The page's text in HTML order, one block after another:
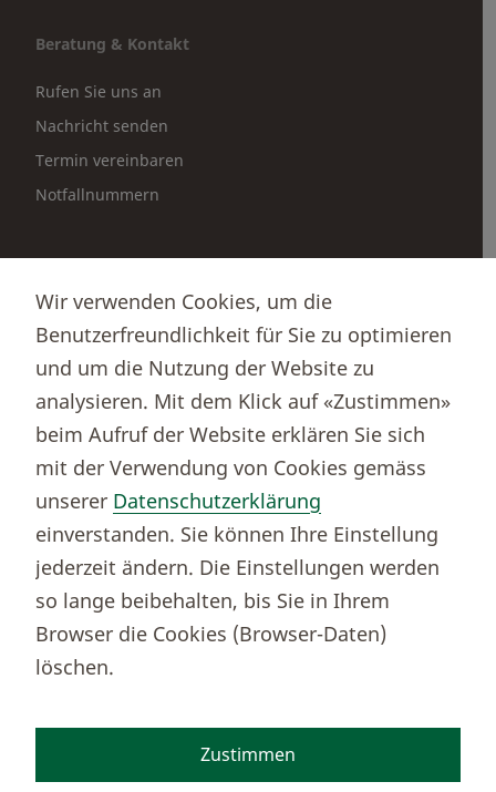
Beratung & Kontakt
Rufen Sie uns an
Nachricht senden
Termin vereinbaren
Notfallnummern
Börsenportal Yourmoney
Thurgauer Kantonalbank
Bankenclearingnr.
784
BIC (SWIFT)
KBTGCH22
Weitere TKB Nummern
Rechtliche Hinweise
Barrierefreiheit
Cookie-Einstellungen
FacebookInstagram
TikTokYoutube
Wir verwenden Cookies, um die
Benutzerfreundlichkeit für Sie zu optimieren
und um die Nutzung der Website zu
analysieren. Mit dem Klick auf «Zustimmen»
beim Aufruf der Website erklären Sie sich
mit der Verwendung von Cookies gemäss
unserer Datenschutzerklärung
einverstanden. Sie können Ihre Einstellung
jederzeit ändern. Die Einstellungen werden
so lange beibehalten, bis Sie in Ihrem
Browser die Cookies (Browser-Daten)
löschen.
Zustimmen